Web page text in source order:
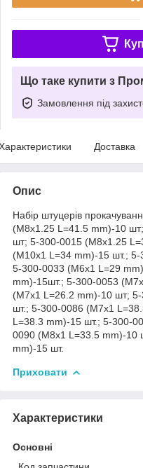
Що таке купити з
Замовлення під
Доставка
Опис
Набір штуцерів
(M8x1.25 L=41.5 mm)-10
шт; 5-300-0015 (M8x1.25
(M10x1 L=34 mm)-15 шт.;
5-300-0033 (M6x1 L=29
mm)-15шт.; 5-300-0053
(M7x1 L=26.2 mm)-10 шт;
шт.; 5-300-0086 (M7x1
L=38.3 mm)-15 шт.; 5-300-
0090 (M8x1 L=33.5 mm)-10
mm)-15 шт.
Приховати
Характеристики
Основні